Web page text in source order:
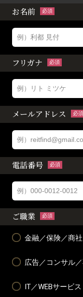
お名前 必須
フリガナ 必須
メールアドレス 必須
電話番号 必須
ご職業 必須
金融／保険／商社
広告／コンサル
IT／WEBサービス